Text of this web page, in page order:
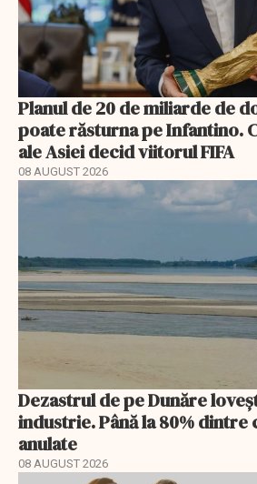
Planul de 20 de miliarde de
poate răsturna pe Infantino.
ale Asiei decid viitorul FIFA
08 AUGUST 2026
Dezastrul de pe Dunăre
industrie. Până la 80% dintre
anulate
08 AUGUST 2026